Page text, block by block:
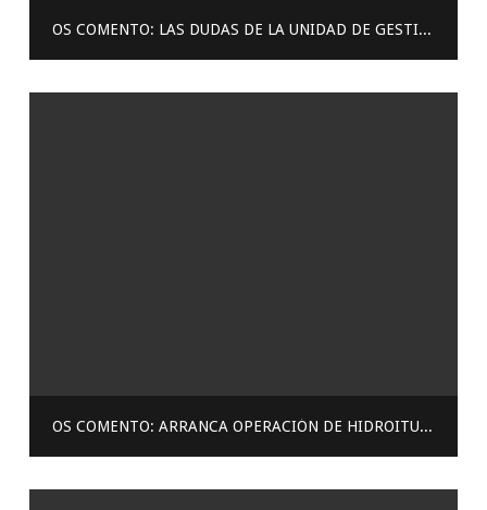
OS COMENTO: LAS DUDAS DE LA UNIDAD DE GESTIÓN DE RIESGO
OS COMENTO: ARRANCA OPERACIÓN DE HIDROITUANGO CON 1 TURBINA HTTPS:/…